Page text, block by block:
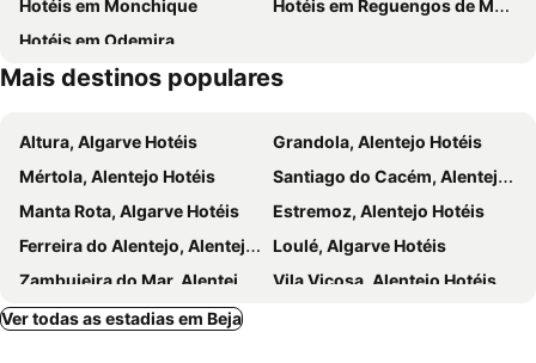
Hotéis em Monchique
Hotéis em Reguengos de Monsaraz
Hotéis em Odemira
Mais destinos populares
Altura, Algarve Hotéis
Grandola, Alentejo Hotéis
Mértola, Alentejo Hotéis
Santiago do Cacém, Alentejo Hotéis
Manta Rota, Algarve Hotéis
Estremoz, Alentejo Hotéis
Ferreira do Alentejo, Alentejo Hotéis
Loulé, Algarve Hotéis
Zambujeira do Mar, Alentejo Hotéis
Vila Viçosa, Alentejo Hotéis
Monsaraz, Alentejo Hotéis
Ver todas as estadias em Beja